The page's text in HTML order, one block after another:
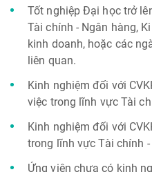
Tốt nghiệp Đại học trở
Tài chính - Ngân hàng,
kinh doanh, hoặc các
liên quan.
Kinh nghiệm đối với
việc trong lĩnh vực Tài
Kinh nghiệm đối với
trong lĩnh vực Tài chính
Ứng viên chưa có kinh